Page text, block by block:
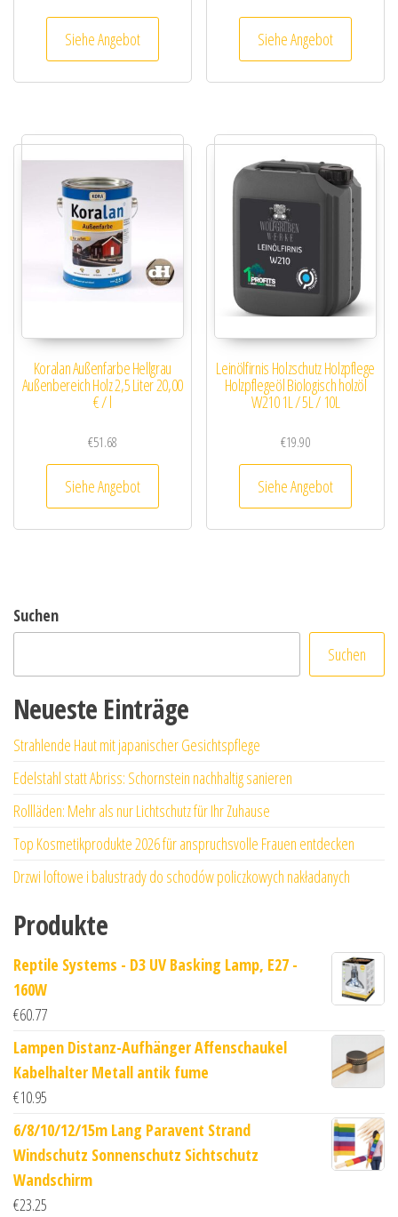
Siehe Angebot Siehe Angebot
Koralan Außenfarbe Hellgrau
Außenbereich Holz 2,5 Liter 20,00
€ / l
€51.68
Siehe Angebot
Leinölfirnis Holzschutz Holzpflege
Holzpflegeöl Biologisch holzöl
W210 1L / 5L / 10L
€19.90
Siehe Angebot
Suchen
Suchen
Neueste Einträge
Strahlende Haut mit japanischer Gesichtspflege
Edelstahl statt Abriss: Schornstein nachhaltig sanieren
Rollläden: Mehr als nur Lichtschutz für Ihr Zuhause
Top Kosmetikprodukte 2026 für anspruchsvolle Frauen entdecken
Drzwi loftowe i balustrady do schodów policzkowych nakładanych
Produkte
Reptile Systems - D3 UV Basking Lamp, E27 -
160W
€60.77
Lampen Distanz-Aufhänger Affenschaukel
Kabelhalter Metall antik fume
€10.95
6/8/10/12/15m Lang Paravent Strand
Windschutz Sonnenschutz Sichtschutz
Wandschirm
€23.25